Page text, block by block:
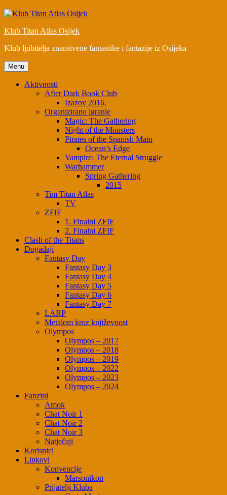
Klub Titan Atlas Osijek
Klub ljubitelja znanstvene fantastike i fantazije iz Osijeka
Menu
Aktivnosti
After Dark Book Club
Izazov 2016.
Organizirano igranje
Magic: The Gathering
Night of the Monsters
Pirates of the Spanish Main
Ocean’s Edge
Vampire: The Eternal Struggle
Warhammer
Spring Gathering
2015
Tim Titan Atlas
TV
ZFIF
1. Finalni ZFIF
2. Finalni ZFIF
Clash of the Titans
Događaji
Fantasy Day
Fantasy Day 3
Fantasy Day 4
Fantasy Day 5
Fantasy Day 6
Fantasy Day 7
LARP
Metalom kroz književnost
Olympos
Olympos – 2017
Olympos – 2018
Olympos – 2019
Olympos – 2022
Olympos – 2023
Olympos – 2024
Fanzini
Amok
Chat Noir 1
Chat Noir 2
Chat Noir 3
Natječaji
Korisnici
Linkovi
Konvencije
Marsonikon
Prijatelji Kluba